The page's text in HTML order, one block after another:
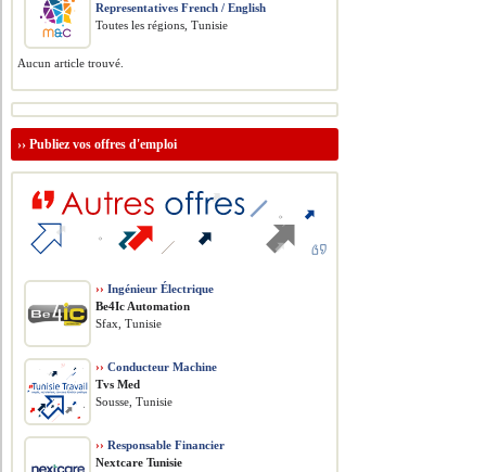
Representatives French / English
Toutes les régions, Tunisie
Aucun article trouvé.
››Publiez vos offres d'emploi
›› Ingénieur Électrique
Be4Ic Automation
Sfax, Tunisie
›› Conducteur Machine
Tvs Med
Sousse, Tunisie
›› Responsable Financier
Nextcare Tunisie